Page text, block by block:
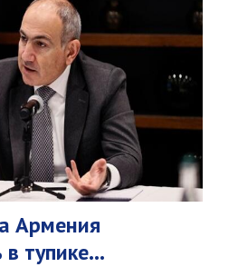
Армения
тупике...